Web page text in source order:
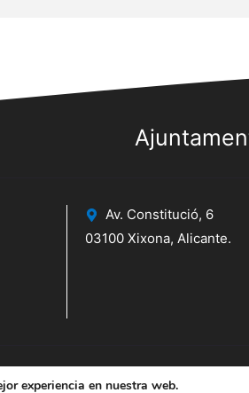
Av. Constitució, 6
03100 Xixona, Alicante.
experiencia en nuestra web.